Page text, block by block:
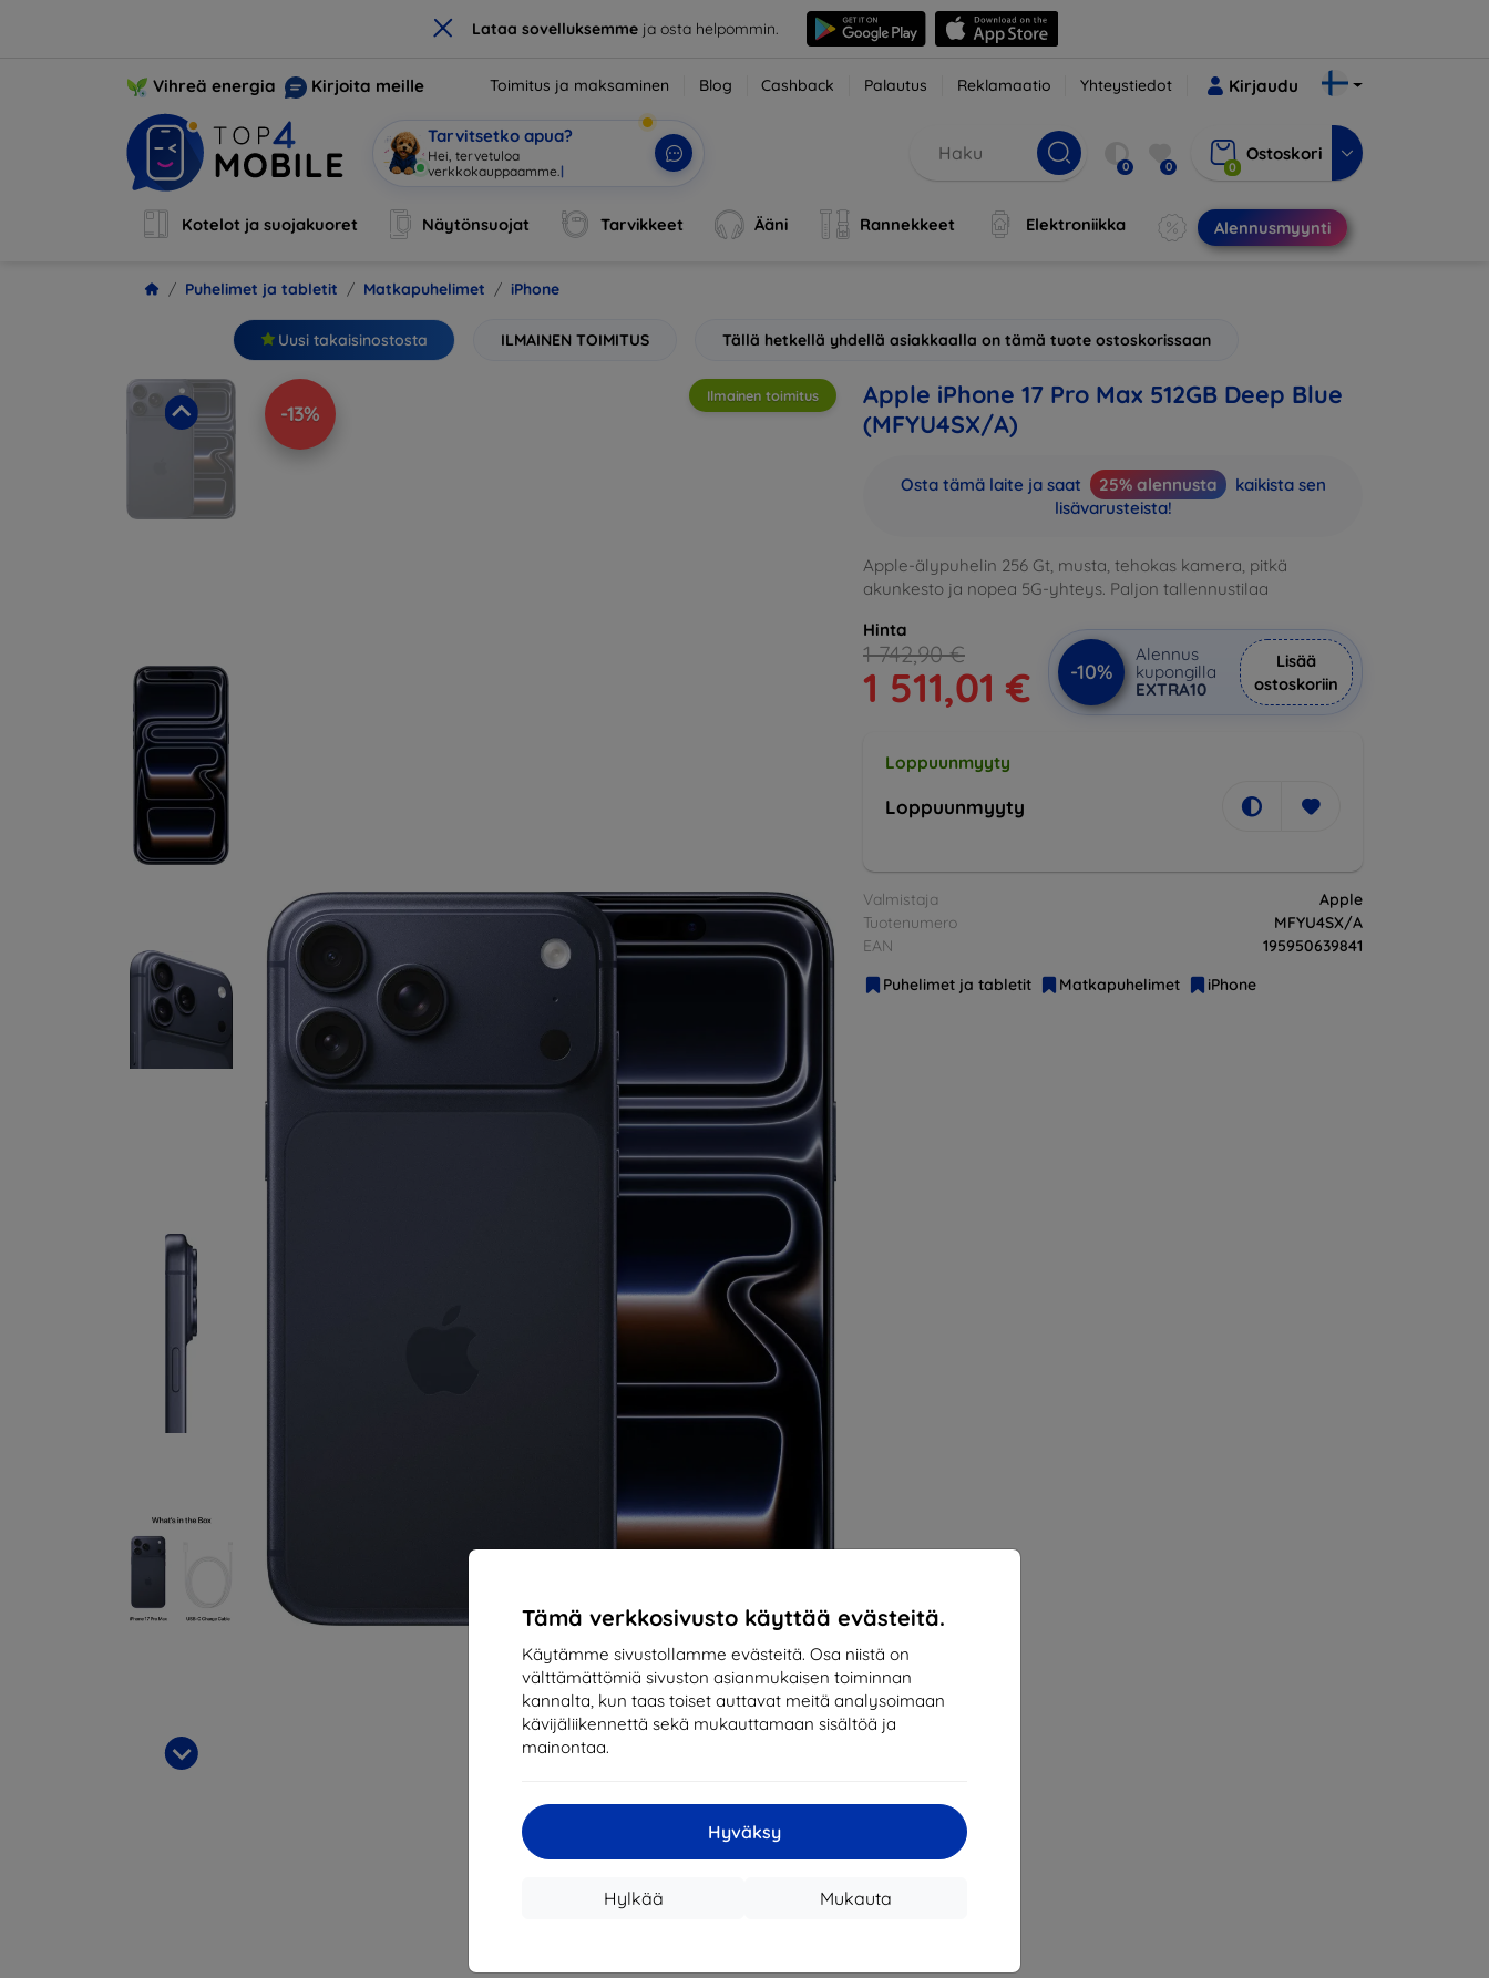
× Lataa sovelluksemmeja osta helpommin.
Tämä verkkosivusto käyttää evästeitä.
Käytämme sivustollamme evästeitä. Osa niistä on
välttämättömiä sivuston asianmukaisen toiminnan
kannalta, kun taas toiset auttavat meitä analysoimaan
kävijäliikennettä sekä mukauttamaan sisältöä ja
mainontaa.
Hyväksy
Mukauta
Hylkää
Vihreä energia Kirjoita meille Toimitus ja maksaminen Blog Cashback Palautus Reklamaatio Yhteystiedot Kirjaudu
Tarvitsetko apua?
Ol| 0 0 0
Ostoskori
Kotelot ja suojakuoret Näytönsuojat Tarvikkeet Ääni Rannekkeet Elektroniikka Alennusmyynti
Puhelimet ja tabletit Matkapuhelimet iPhone
Uusi takaisinostosta ILMAINEN TOIMITUS Tällä hetkellä yhdellä asiakkaalla on tämä tuote ostoskorissaan
-13%
Ilmainen toimitus
Apple iPhone 17 Pro Max 512GB Deep Blue
(MFYU4SX/A)
Osta tämä laite ja saat 25% alennusta
kaikista sen
lisävarusteista!
Apple-älypuhelin 256 Gt, musta, tehokas kamera, pitkä
akunkesto ja nopea 5G-yhteys. Paljon tallennustilaa
Hinta
1 742,90 €
1 511,01 € -10%
Alennus
kupongilla
EXTRA10
Lisää
ostoskoriin
Loppuunmyyty
Loppuunmyyty
Valmistaja
Apple
Tuotenumero
MFYU4SX/A
EAN
195950639841
Puhelimet ja tabletit
Matkapuhelimet iPhone